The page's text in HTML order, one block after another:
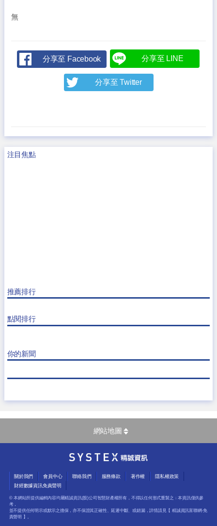
無
分享至 Facebook 分享至 LINE
分享至 Twitter
注目焦點
推薦排行
點閱排行
你的新聞
網站地圖
關於我們 會員中心 聯絡我們 服務條款 著作權
隱私權政策
財經數據資訊免責聲明
© 本網站所提供編輯內容均屬精誠資訊(股)公司智慧財產權所有，不得以任何形式重製之﹔本資訊僅供參
考，
並不提供任何明示或默示之擔保，亦不保證其正確性、延遲中斷、或錯漏，詳情請見【 精誠資訊富聯網-免
責聲明 】。